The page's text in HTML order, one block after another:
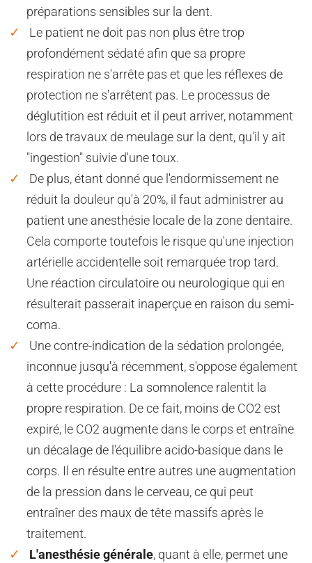
préparations sensibles sur la dent.
Le patient ne doit pas non plus être trop
profondément sédaté afin que sa propre
respiration ne s'arrête pas et que les réflexes de
protection ne s'arrêtent pas. Le processus de
déglutition est réduit et il peut arriver, notamment
lors de travaux de meulage sur la dent, qu'il y ait
"ingestion" suivie d'une toux.
De plus, étant donné que l'endormissement ne
réduit la douleur qu'à 20%, il faut administrer au
patient une anesthésie locale de la zone dentaire.
Cela comporte toutefois le risque qu'une injection
artérielle accidentelle soit remarquée trop tard.
Une réaction circulatoire ou neurologique qui en
résulterait passerait inaperçue en raison du semi-
coma.
Une contre-indication de la sédation prolongée,
inconnue jusqu'à récemment, s'oppose également
à cette procédure : La somnolence ralentit la
propre respiration. De ce fait, moins de CO2 est
expiré, le CO2 augmente dans le corps et entraîne
un décalage de l'équilibre acido-basique dans le
corps. Il en résulte entre autres une augmentation
de la pression dans le cerveau, ce qui peut
entraîner des maux de tête massifs après le
traitement.
L'anesthésie générale, quant à elle, permet une